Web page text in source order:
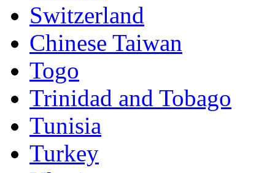
Switzerland
Chinese Taiwan
Togo
Trinidad and Tobago
Tunisia
Turkey